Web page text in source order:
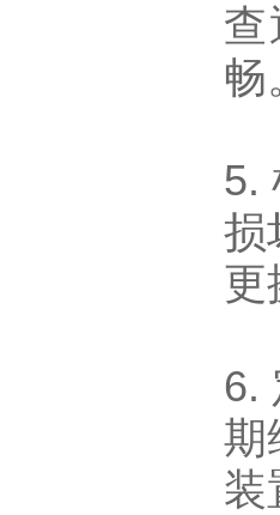
查
畅
5.
损
更
6.
期
装